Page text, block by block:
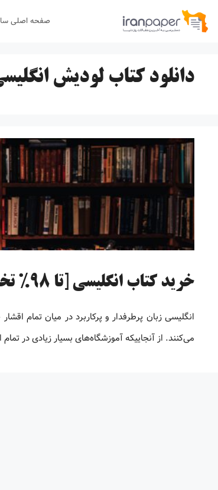
پرش
صفحه اصلی
دانلود کتاب لودیش
خرید کتاب انگلیسی [تا 98% تخفیف]
انگلیسی زبان پرطرفدار و پرکاربرد در میان تمام
می‌کنند. از آنجاییکه آموزشگاه‌های بسیار زیادی در